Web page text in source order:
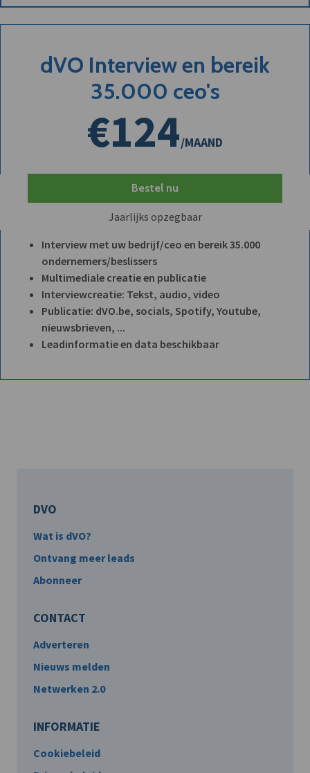
dVO Interview en bereik
35.000 ceo's
€124/MAAND
Bestel nu
Jaarlijks opzegbaar
Interview met uw bedrijf/ceo en bereik 35.000
ondernemers/beslissers
Multimediale creatie en publicatie
Interviewcreatie: Tekst, audio, video
Publicatie: dVO.be, socials, Spotify, Youtube,
nieuwsbrieven, ...
Leadinformatie en data beschikbaar
DVO
Wat is dVO?
Ontvang meer leads
Abonneer
CONTACT
Adverteren
Nieuws melden
Netwerken 2.0
INFORMATIE
Cookiebeleid